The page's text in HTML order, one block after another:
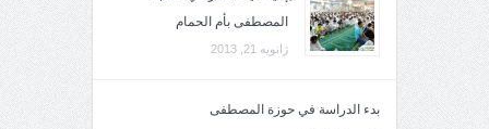
المصطفى بأم الحمام
ژانویه 21, 2013
بدء الدراسة في حوزة المصطفى